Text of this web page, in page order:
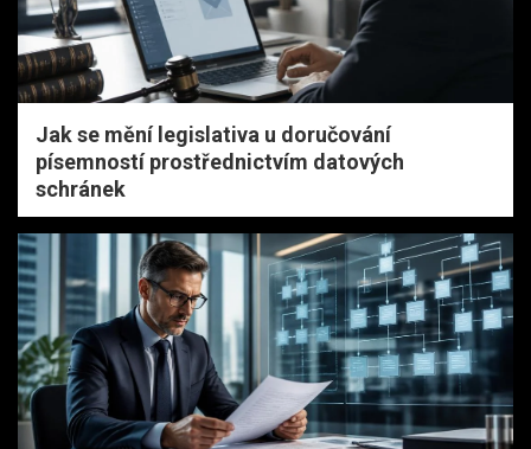
Jak se mění legislativa u doručování
písemností prostřednictvím datových
schránek